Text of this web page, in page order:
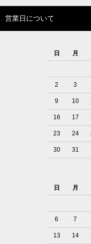
営業日について
日
月
2 3
9 10
16 17
23 24
30 31
日
月
6 7
13 14